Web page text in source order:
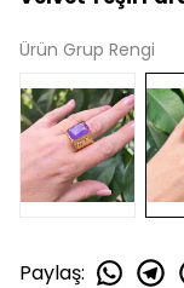
Ürün Grup Rengi
Paylaş: